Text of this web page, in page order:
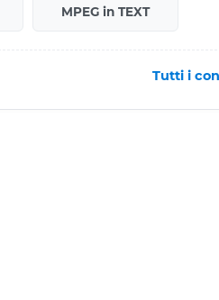
MPEG in TEXT
Tutti i